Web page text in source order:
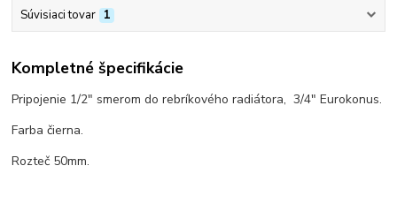
Súvisiaci tovar 1
Kompletné špecifikácie
Pripojenie 1/2" smerom do rebríkového radiátora, 3/4" Eurokonus.
Farba čierna.
Rozteč 50mm.